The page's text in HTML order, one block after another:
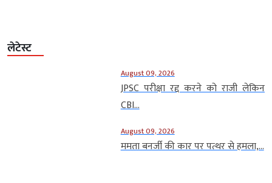
लेटेस्ट
August 09, 2026
JPSC परीक्षा रद्द करने को राजी लेकिन
CBI...
August 09, 2026
ममता बनर्जी की कार पर पत्थर से हमला,...